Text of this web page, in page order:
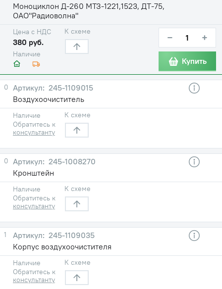
Моноциклон Д-260 МТЗ-1221,1523, ДТ-75,
ОАО"Радиоволна"
Наличие
Цена с НДС
380 руб.
К схеме − +
Купить
0
245-1109015
Воздухоочиститель
Наличие
Обратитесь к
консультанту
К схеме
0
245-1008270
Кронштейн
Наличие
Обратитесь к
консультанту
К схеме
1
245-1109035
Корпус воздухоочистителя
Наличие
Обратитесь к
консультанту
К схеме